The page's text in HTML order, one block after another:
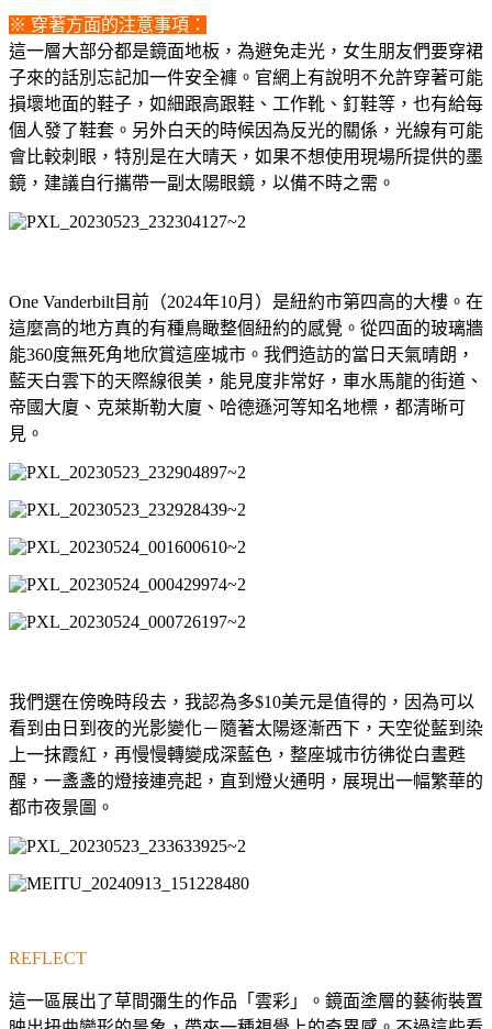
※ 穿著方面的注意事項：
這一層大部分都是鏡面地板，為避免走光，女生朋友們要穿裙
子來的話別忘記加一件安全褲。官網上有說明不允許穿著可能
損壞地面的鞋子，如細跟高跟鞋、工作靴、釘鞋等，也有給每
個人發了鞋套。另外白天的時候因為反光的關係，光線有可能
會比較刺眼，特別是在大晴天，如果不想使用現場所提供的墨
鏡，建議自行攜帶一副太陽眼鏡，以備不時之需。
One Vanderbilt目前（2024年10月）是紐約市第四高的大樓。在
這麼高的地方真的有種鳥瞰整個紐約的感覺。從四面的玻璃牆
能360度無死角地欣賞這座城市。我們造訪的當日天氣晴朗，
藍天白雲下的天際線很美，能見度非常好，車水馬龍的街道、
帝國大廈、克萊斯勒大廈、哈德遜河等知名地標，都清晰可
見。
我們選在傍晚時段去，我認為多$10美元是值得的，因為可以
看到由日到夜的光影變化－隨著太陽逐漸西下，天空從藍到染
上一抹霞紅，再慢慢轉變成深藍色，整座城市彷彿從白晝甦
醒，一盞盞的燈接連亮起，直到燈火通明，展現出一幅繁華的
都市夜景圖。
REFLECT
這一區展出了草間彌生的作品「雲彩」。鏡面塗層的藝術裝置